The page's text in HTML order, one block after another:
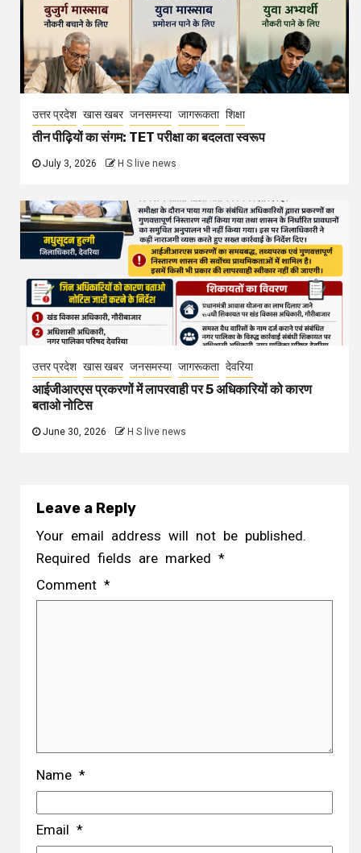
उत्तर प्रदेश खास खबर जनसमस्या जागरूकता शिक्षा
तीन पीढ़ियों का संगम: TET परीक्षा का बदलता स्वरूप
July 3, 2026 H S live news
उत्तर प्रदेश खास खबर जनसमस्या जागरूकता देवरिया
आईजीआरएस प्रकरणों में लापरवाही पर 5 अधिकारियों को कारण
बताओ नोटिस
June 30, 2026 H S live news
Leave a Reply
Your email address will not be published.
Required fields are marked *
Comment *
Name *
Email *